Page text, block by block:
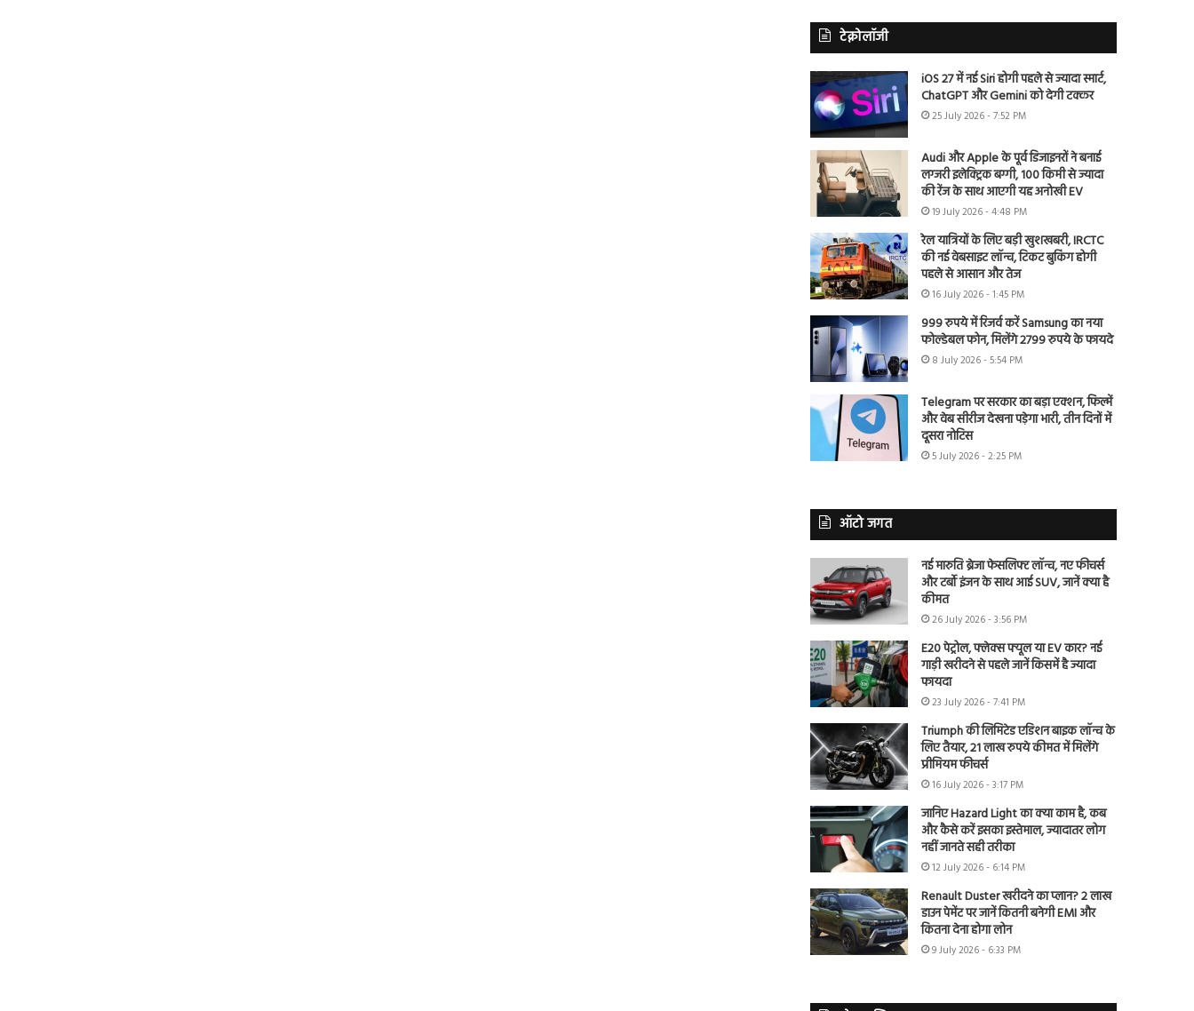
टेक्नोलॉजी
iOS 27 में नई Siri होगी पहले से ज्यादा स्मार्ट,
ChatGPT और Gemini को देगी टक्कर
25 July 2026 - 7:52 PM
Audi और Apple के पूर्व डिजाइनरों ने बनाई
लग्जरी इलेक्ट्रिक बग्गी, 100 किमी से ज्यादा
की रेंज के साथ आएगी यह अनोखी EV
19 July 2026 - 4:48 PM
रेल यात्रियों के लिए बड़ी खुशखबरी, IRCTC
की नई वेबसाइट लॉन्च, टिकट बुकिंग होगी
पहले से आसान और तेज
16 July 2026 - 1:45 PM
999 रुपये में रिजर्व करें Samsung का नया
फोल्डेबल फोन, मिलेंगे 2799 रुपये के फायदे
8 July 2026 - 5:54 PM
Telegram पर सरकार का बड़ा एक्शन, फिल्में
और वेब सीरीज देखना पड़ेगा भारी, तीन दिनों में
दूसरा नोटिस
5 July 2026 - 2:25 PM
ऑटो जगत
नई मारुति ब्रेजा फेसलिफ्ट लॉन्च, नए फीचर्स
और टर्बो इंजन के साथ आई SUV, जानें क्या है
कीमत
26 July 2026 - 3:56 PM
E20 पेट्रोल, फ्लेक्स फ्यूल या EV कार? नई
गाड़ी खरीदने से पहले जानें किसमें है ज्यादा
फायदा
23 July 2026 - 7:41 PM
Triumph की लिमिटेड एडिशन बाइक लॉन्च के
लिए तैयार, 21 लाख रुपये कीमत में मिलेंगे
प्रीमियम फीचर्स
16 July 2026 - 3:17 PM
जानिए Hazard Light का क्या काम है, कब
और कैसे करें इसका इस्तेमाल, ज्यादातर लोग
नहीं जानते सही तरीका
12 July 2026 - 6:14 PM
Renault Duster खरीदने का प्लान? 2 लाख
डाउन पेमेंट पर जानें कितनी बनेगी EMI और
कितना देना होगा लोन
9 July 2026 - 6:33 PM